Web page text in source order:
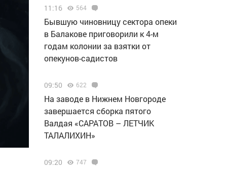
11:16 564
Бывшую чиновницу сектора опеки
в Балакове приговорили к 4-м
годам колонии за взятки от
опекунов-садистов
09:50 622
Н️а заводе в Нижнем Новгороде
завершается сборка пятого
Валдая «САРАТОВ – ЛЕТЧИК
ТАЛАЛИХИН»
09:20 747